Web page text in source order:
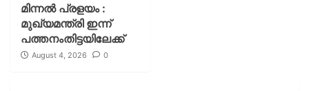
മിന്നല്‍ പ്രളയം :
മുഖ്യമന്ത്രി ഇന്ന്
പത്തനംതിട്ടയിലേക്ക്
August 4, 2026 0